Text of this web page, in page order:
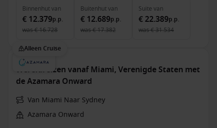
Binnenhutvan
€ 12.379p.p.
was€ 16.728
Buitenhutvan
€ 12.689p.p.
was€ 17.382
Suite van
€ 22.389p.p.
was€ 31.534
Alleen Cruise
Wereldreizen vanaf Miami, Verenigde Staten met
de Azamara Onward
Van Miami Naar Sydney
Azamara Onward